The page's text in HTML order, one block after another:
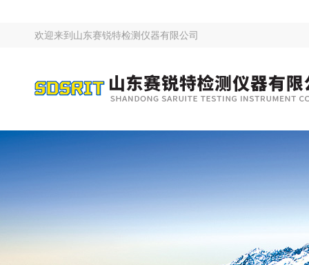
欢迎来到 山东赛锐特检测仪器有限公司